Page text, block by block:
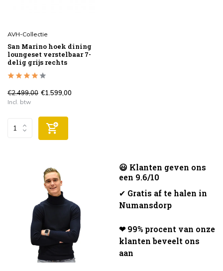
AVH-Collectie
San Marino hoek dining
loungeset verstelbaar 7-
delig grijs rechts
€2.499,00 €1.599,00
Incl. btw
😃 Klanten geven ons
een 9.6/10
✔ Gratis af te halen in
Numansdorp
❤ 99% procent van onze
klanten beveelt ons
aan